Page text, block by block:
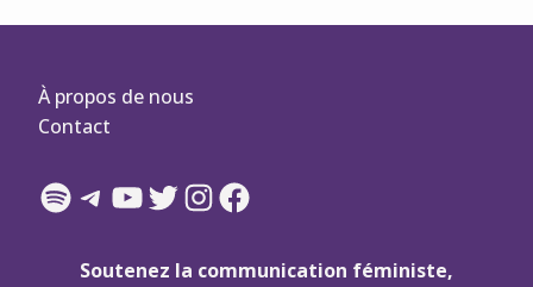
À propos de nous
Contact
Spotify
Telegram
YouTube
Twitter
Instagram
Facebook
Soutenez la communication féministe,